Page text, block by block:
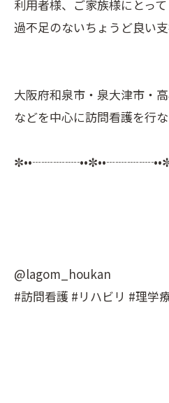
利用者様、ご家族様にとって
過不足のないちょうど良い
大阪府和泉市・泉大津市・
などを中心に訪問看護を行
@lagom_houkan
#訪問看護 #リハビリ #理学